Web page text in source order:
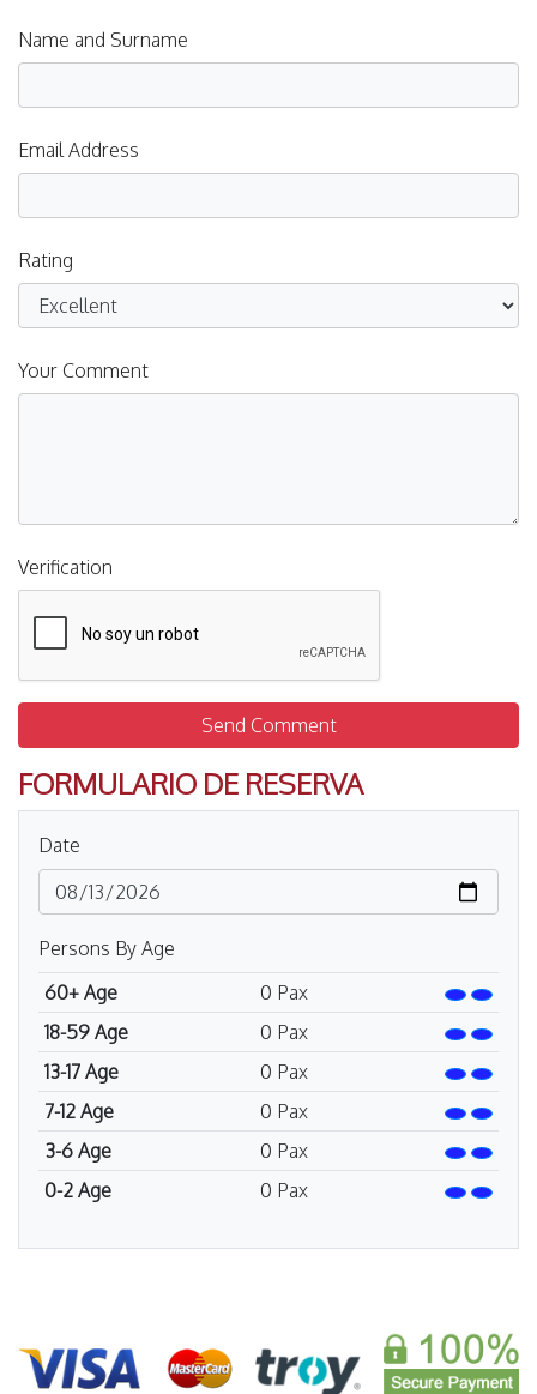
Name and Surname
Email Address
Rating
Your Comment
Verification
Send Comment
FORMULARIO DE RESERVA
Date
Persons By Age
60+ Age
0 Pax
18-59 Age
0 Pax
13-17 Age
0 Pax
7-12 Age
0 Pax
3-6 Age
0 Pax
0-2 Age
0 Pax